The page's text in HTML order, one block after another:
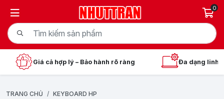
0
Giá cả hợp lý – Bảo hành rõ ràng Đa dạng linh
TRANG CHỦ KEYBOARD HP